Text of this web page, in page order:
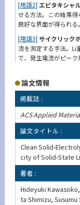
[用語2] エピタキシャ
せる方法。この結果得
良好な界面が得られる。
[用語3] サイクリック
流を測定する手法。Li
で、発生電流がピーク
論文情報
掲載誌 :
ACS Applied
論文タイトル :
Clean Solid-
city of Solid-State
著者 :
Hideyuki
ta Shimizu,